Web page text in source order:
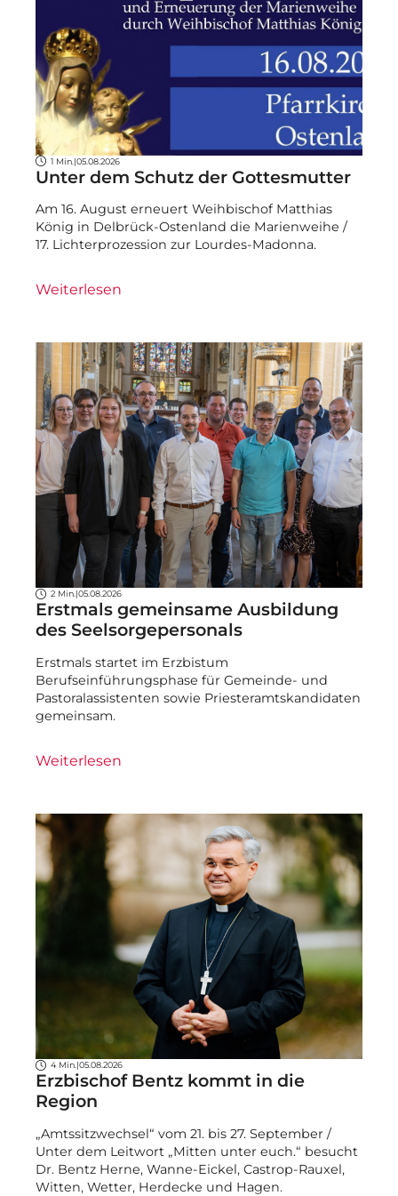
1 Min. |05.08.2026
Unter dem Schutz der Gottesmutter
Am 16. August erneuert Weihbischof Matthias
König in Delbrück-Ostenland die Marienweihe /
17. Lichterprozession zur Lourdes-Madonna.
Weiterlesen
2 Min.| 05.08.2026
Erstmals gemeinsame Ausbildung
des Seelsorgepersonals
Erstmals startet im Erzbistum
Berufseinführungsphase für Gemeinde- und
Pastoralassistenten sowie Priesteramtskandidaten
gemeinsam.
Weiterlesen
4 Min. |05.08.2026
Erzbischof Bentz kommt in die
Region
„Amtssitzwechsel“ vom 21. bis 27. September /
Unter dem Leitwort „Mitten unter euch.“ besucht
Dr. Bentz Herne, Wanne-Eickel, Castrop-Rauxel,
Witten, Wetter, Herdecke und Hagen.